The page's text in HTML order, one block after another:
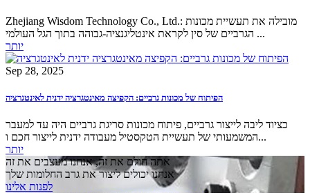
Zhejiang Wisdom Technology Co., Ltd.: מובילה את תעשיית מכונות
הגרביים של סין לקראת אינטליגנציה-גבוהה בתוך הגל העולמי ...
יותר
Sep 28, 2025
הפיתוח של מכונות גרביים: הקפיצה מאינטגרציה ידנית לאינטגרציה
כציוד ליבה לייצור גרביים, פיתוח מכונות סריגת גרביים היה עד למעבר
המשמעותי של תעשיית הטקסטיל מעבודה ידנית לייצור חכם ו...
יותר
אתה חולם את זה, אנחנו מעצבים את זה
אנחנו יכולים ליצור את גרב החלומות שלך
לפנות אלינו